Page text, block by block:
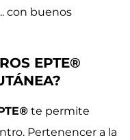
con buenos
EPTE®
®te permite
Pertenencer a la